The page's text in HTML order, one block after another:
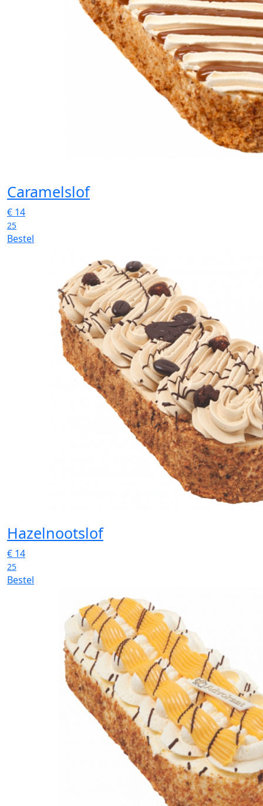
Caramelslof
€ 14
25
Bestel
Hazelnootslof
€ 14
25
Bestel